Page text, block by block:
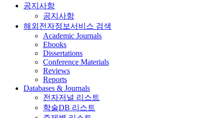
공지사항
공지사항
해외전자정보서비스 검색
Academic Journals
Ebooks
Dissertations
Conference Materials
Reviews
Reports
Databases & Journals
전자저널 리스트
학술DB 리스트